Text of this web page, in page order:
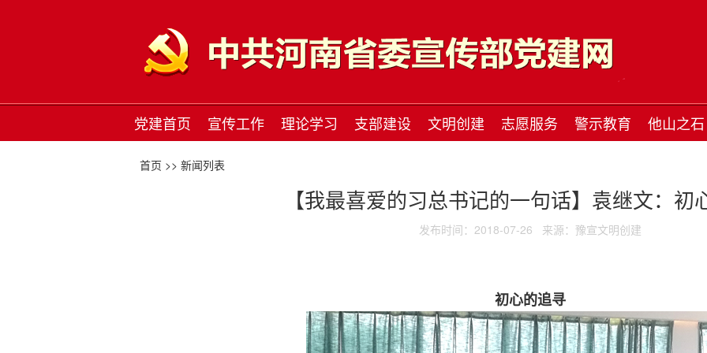
党建首页 宣传工作 理论学习 支部建设 文明创建 志愿服务 警示教育 他山之石
首页 >> 新闻列表
【我最喜爱的习总书记的一句话】袁继文：初
发布时间：2018-07-26 来源：豫宣文明创建
初心的追寻